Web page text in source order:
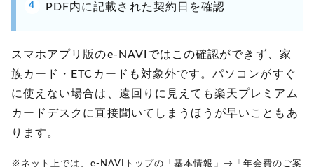
PDF内に記載された契約日を確認
スマホアプリ版のe-NAVIではこの確認ができず、家
族カード・ETCカードも対象外です。パソコンがすぐ
に使えない場合は、遠回りに見えても楽天プレミアム
カードデスクに直接聞いてしまうほうが早いこともあ
ります。
※ネット上では、e-NAVIトップの「基本情報」→「年会費のご案